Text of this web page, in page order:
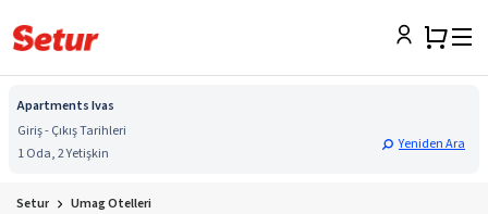
Apartments Ivas
Giriş - Çıkış Tarihleri
1 Oda, 2 Yetişkin
Yeniden Ara
Setur Umag Otelleri